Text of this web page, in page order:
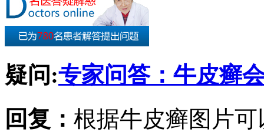
疑问:专家问答：牛皮癣
回复： 根据牛皮癣图片